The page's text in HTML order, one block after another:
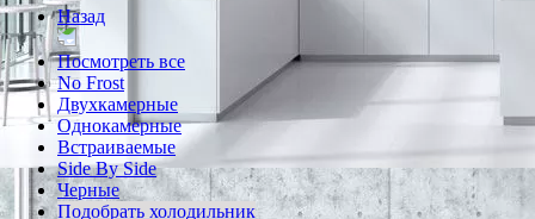
Назад
Посмотреть все
No Frost
Двухкамерные
Однокамерные
Встраиваемые
Side By Side
Черные
Подобрать холодильник